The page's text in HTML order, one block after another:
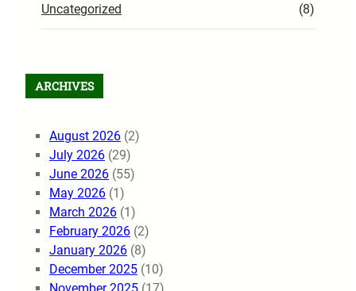
Uncategorized (8)
ARCHIVES
August 2026 (2)
July 2026 (29)
June 2026 (55)
May 2026 (1)
March 2026 (1)
February 2026 (2)
January 2026 (8)
December 2025 (10)